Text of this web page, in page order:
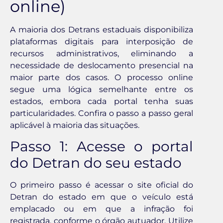
online)
A maioria dos Detrans estaduais disponibiliza
plataformas digitais para interposição de
recursos administrativos, eliminando a
necessidade de deslocamento presencial na
maior parte dos casos. O processo online
segue uma lógica semelhante entre os
estados, embora cada portal tenha suas
particularidades. Confira o passo a passo geral
aplicável à maioria das situações.
Passo 1: Acesse o portal
do Detran do seu estado
O primeiro passo é acessar o site oficial do
Detran do estado em que o veículo está
emplacado ou em que a infração foi
registrada, conforme o órgão autuador. Utilize